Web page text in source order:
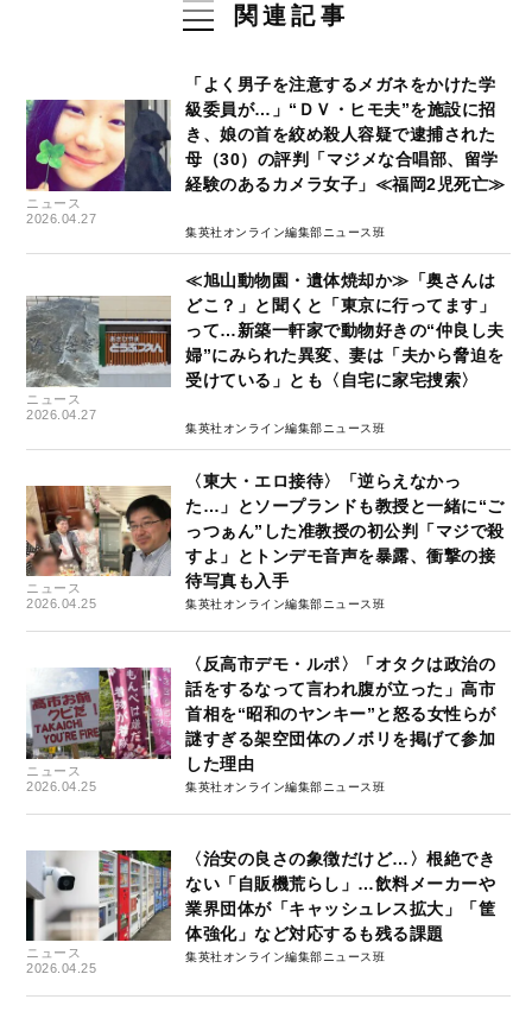
関連記事
ニュース
2026.04.27
「よく男子を注意するメガネをかけた学
級委員が…」“ＤＶ・ヒモ夫”を施設に招
き、娘の首を絞め殺人容疑で逮捕された
母（30）の評判「マジメな合唱部、留学
経験のあるカメラ女子」≪福岡2児死亡≫
集英社オンライン編集部ニュース班
ニュース
2026.04.27
≪旭山動物園・遺体焼却か≫「奥さんは
どこ？」と聞くと「東京に行ってます」
って…新築一軒家で動物好きの“仲良し夫
婦”にみられた異変、妻は「夫から脅迫を
受けている」とも〈自宅に家宅捜索〉
集英社オンライン編集部ニュース班
ニュース
2026.04.25
〈東大・エロ接待〉「逆らえなかっ
た…」とソープランドも教授と一緒に“ご
っつぁん”した准教授の初公判「マジで殺
すよ」とトンデモ音声を暴露、衝撃の接
待写真も入手
集英社オンライン編集部ニュース班
ニュース
2026.04.25
〈反高市デモ・ルポ〉「オタクは政治の
話をするなって言われ腹が立った」高市
首相を“昭和のヤンキー”と怒る女性らが
謎すぎる架空団体のノボリを掲げて参加
した理由
集英社オンライン編集部ニュース班
ニュース
2026.04.25
〈治安の良さの象徴だけど…〉根絶でき
ない「自販機荒らし」…飲料メーカーや
業界団体が「キャッシュレス拡大」「筐
体強化」など対応するも残る課題
集英社オンライン編集部ニュース班